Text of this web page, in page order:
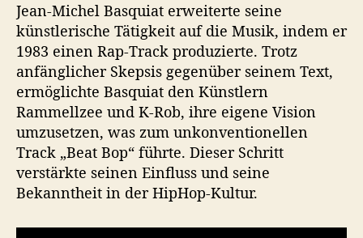
Jean-Michel Basquiat erweiterte seine
künstlerische Tätigkeit auf die Musik, indem er
1983 einen Rap-Track produzierte. Trotz
anfänglicher Skepsis gegenüber seinem Text,
ermöglichte Basquiat den Künstlern
Rammellzee und K-Rob, ihre eigene Vision
umzusetzen, was zum unkonventionellen
Track „Beat Bop“ führte. Dieser Schritt
verstärkte seinen Einfluss und seine
Bekanntheit in der HipHop-Kultur.